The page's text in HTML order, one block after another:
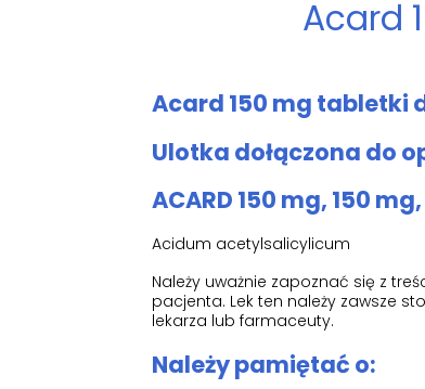
Acard
Acard 150 mg tabletki
Ulotka dołączona do
ACARD 150 mg, 150
Acidum acetylsalicylicum
Należy uważnie zapoznać się z
pacjenta. Lek ten należy zawsze
lekarza lub farmaceuty.
Należy pamiętać o: